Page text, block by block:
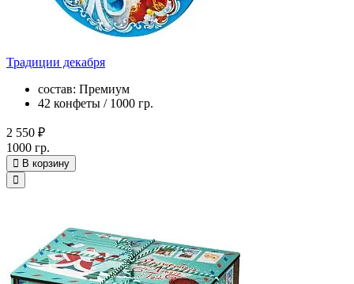
Традиции декабря
состав: Премиум
42 конфеты / 1000 гр.
2 550 ₽
1000 гр.
В корзину